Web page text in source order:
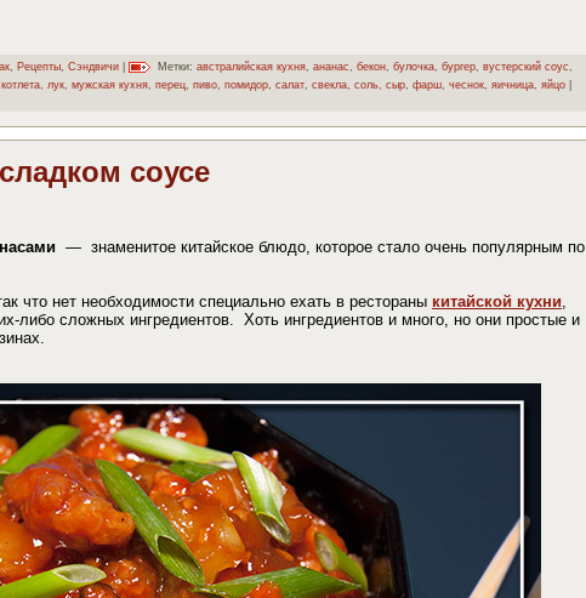
, Рецепты, Сэндвичи Метки: австралийская кухня, ананас, бекон, булочка, бургер, вустерский соус,
котлета лук мужская кухня перец пиво помидор салат свекла соль сыр фарш чеснок яичница яйцо
соусе
— знаменитое китайское блюдо, которое стало очень популярным по
что нет необходимости специально ехать в рестораны китайской кухни,
либо сложных ингредиентов. Хоть ингредиентов и много, но они простые и